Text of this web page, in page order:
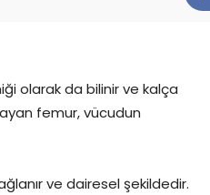
olarak da bilinir ve kalça
femur, vücudun
ve dairesel şekildedir.